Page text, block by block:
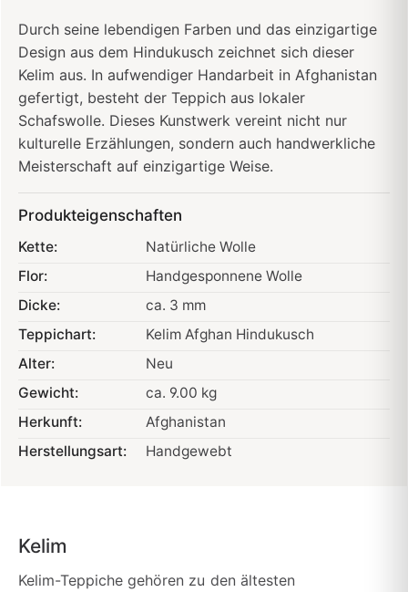
Durch seine lebendigen Farben und das einzigartige
Design aus dem Hindukusch zeichnet sich dieser
Kelim aus. In aufwendiger Handarbeit in Afghanistan
gefertigt, besteht der Teppich aus lokaler
Schafswolle. Dieses Kunstwerk vereint nicht nur
kulturelle Erzählungen, sondern auch handwerkliche
Meisterschaft auf einzigartige Weise.
Produkteigenschaften
Kette:
Natürliche Wolle
Flor:
Handgesponnene Wolle
Dicke:
ca. 3 mm
Teppichart:
Kelim Afghan Hindukusch
Alter:
Neu
Gewicht:
ca. 9.00 kg
Herkunft:
Afghanistan
Herstellungsart:
Handgewebt
Kelim
Kelim-Teppiche gehören zu den ältesten